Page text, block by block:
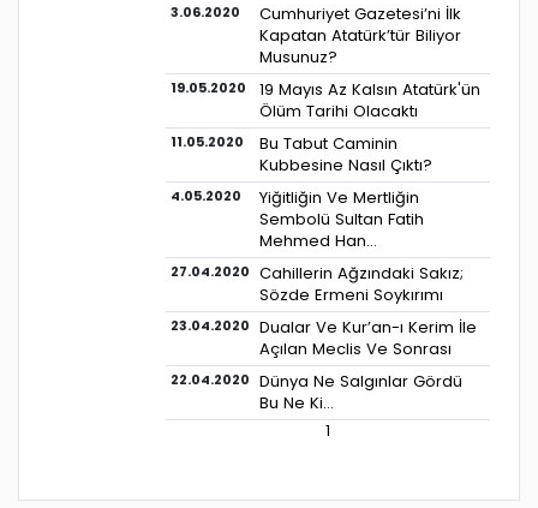
3.06.2020
Cumhuriyet Gazetesi’ni İlk
Kapatan Atatürk’tür Biliyor
Musunuz?
19.05.2020
19 Mayıs Az Kalsın Atatürk'ün
Ölüm Tarihi Olacaktı
11.05.2020
Bu Tabut Caminin
Kubbesine Nasıl Çıktı?
4.05.2020
Yiğitliğin Ve Mertliğin
Sembolü Sultan Fatih
Mehmed Han…
27.04.2020 Cahillerin Ağzındaki Sakız;
Sözde Ermeni Soykırımı
23.04.2020 Dualar Ve Kur’an-ı Kerim İle
Açılan Meclis Ve Sonrası
22.04.2020 Dünya Ne Salgınlar Gördü
Bu Ne Ki…
1